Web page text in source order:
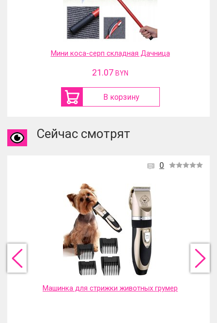
Мини коса-серп складная Дачница
21.07 BYN
В корзину
Сейчас смотрят
0
Машинка для стрижки животных грумер